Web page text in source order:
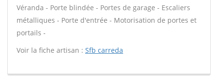
Véranda - Porte blindée - Portes de garage - Escaliers
métalliques - Porte d'entrée - Motorisation de portes et
portails -
Voir la fiche artisan : Sfb carreda